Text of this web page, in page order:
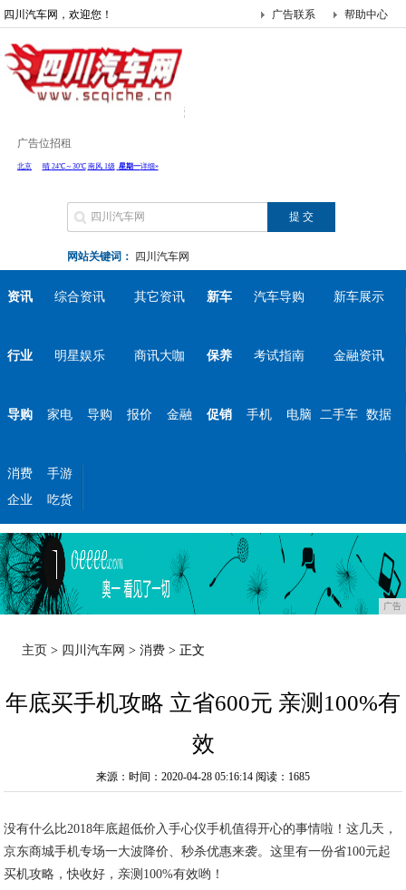
四川汽车网，欢迎您！ 帮助中心
广告联系
广告位招租
网站关键词： 四川汽车网
资讯 综合资讯 其它资讯 新车 汽车导购 新车展示
行业 明星娱乐 商讯大咖 保养 考试指南 金融资讯
导购 家电 导购 报价 金融 促销 手机 电脑 二手车 数据
消费
手游
企业
吃货
广告
主页 > 四川汽车网 >消费 > 正文
年底买手机攻略 立省600元 亲测100%有
效
来源：时间：2020-04-28 05:16:14 阅读：1685
没有什么比2018年底超低价入手心仪手机值得开心的事情啦！这几天，
京东商城手机专场一大波降价、秒杀优惠来袭。这里有一份省100元起
买机攻略，快收好，亲测100%有效哟！